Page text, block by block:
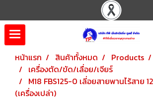
หน้าแรก สินค้าทั้งหมด Products
เครื่องตัด/ขัด/เลื่อย/เจียร์
M18 FBS125-0 เลี่อยสายพานไร้สาย
(เครื่องเปล่า)